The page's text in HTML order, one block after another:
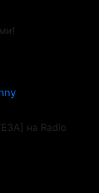
на Radio